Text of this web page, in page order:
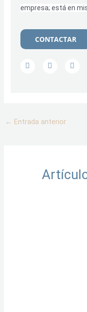
empresa; está en
CONTACTAR
F
c
T
i
I
s
← Entrada anterior